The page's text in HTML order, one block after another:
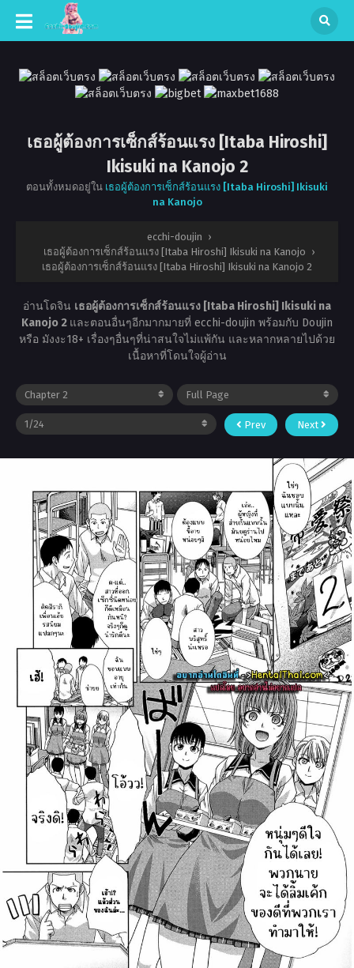
เธอผู้ต้องการเซ็กส์ร้อนแรง [Itaba Hiroshi]
Ikisuki na Kanojo 2
ตอนทั้งหมดอยู่ใน เธอผู้ต้องการเซ็กส์ร้อนแรง [Itaba Hiroshi] Ikisuki
na Kanojo
ecchi-doujin ›
เธอผู้ต้องการเซ็กส์ร้อนแรง [Itaba Hiroshi] Ikisuki na Kanojo ›
เธอผู้ต้องการเซ็กส์ร้อนแรง [Itaba Hiroshi] Ikisuki na Kanojo 2
อ่านโดจิน เธอผู้ต้องการเซ็กส์ร้อนแรง [Itaba Hiroshi] Ikisuki na
Kanojo 2 และตอนอื่นๆอีกมากมายที่ ecchi-doujin พร้อมกับ Doujin
หรือ มังงะ18+ เรื่องๆอื่นๆที่น่าสนใจไม่แพ้กัน และหลากหลายไปด้วย
เนื้อหาที่โดนใจผู้อ่าน
Prev Next